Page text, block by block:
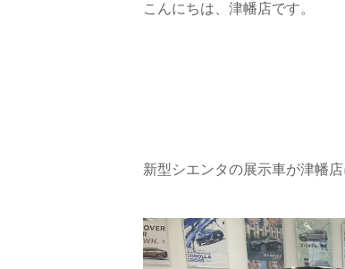
こんにちは、津幡店です。
新型シエンタの展示車が津幡